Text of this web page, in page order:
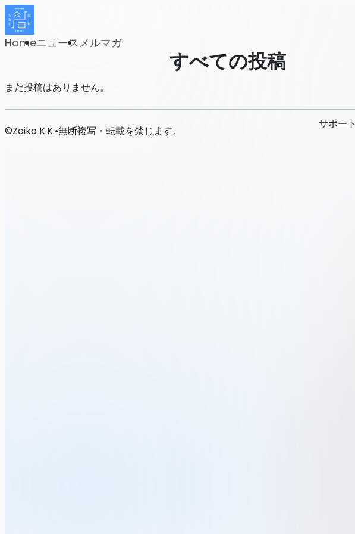
Homeニュースメルマガ
すべての投稿
まだ投稿はありません。
サポート
©Zaiko K.K.•無断複写・転載を禁じます。